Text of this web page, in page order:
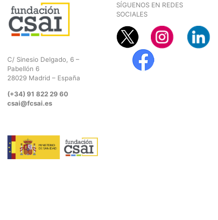
C/ Sinesio Delgado, 6 –
Pabellón 6
28029 Madrid – España
(+34) 91 822 29 60
csai@fcsai.es
SÍGUENOS EN REDES
SOCIALES